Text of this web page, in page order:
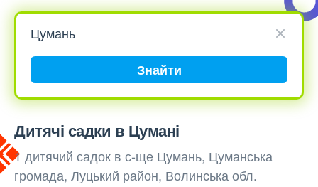
Знайти
Дитячі садки в Цумані
1 дитячий садок в с-ще Цумань, Цуманська
громада, Луцький район, Волинська обл.